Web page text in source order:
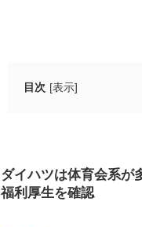
目次 [表示]
満期慰労金は最
ダイハツは体育会系が
福利厚生を確認